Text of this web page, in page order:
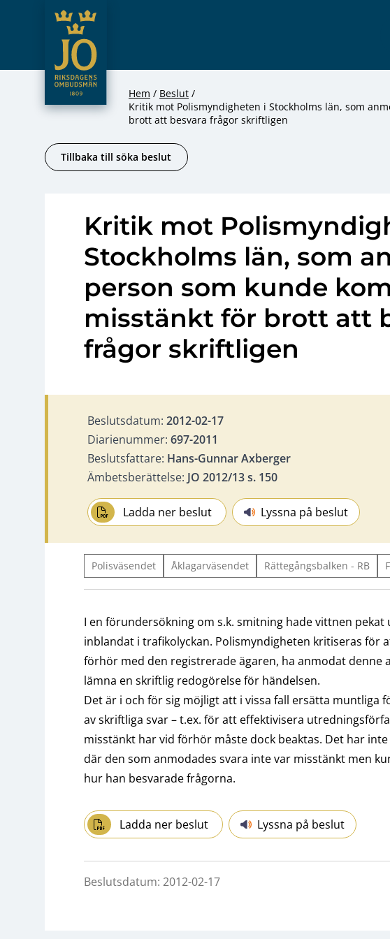
Hoppa till innehåll
JO – Riksdagens Ombudsmän
Hem
Beslut
Kritik mot Polismyndigheten i Stockholms län, som
brott att besvara frågor skriftligen
Tillbaka till söka beslut
Kritik mot
Stockholms län, som
person som kunde
misstänkt för brott att
frågor skriftligen
Beslutsdatum: 2012-02-17
Diarienummer: 697-2011
Beslutsfattare: Hans-Gunnar Axberger
Ämbetsberättelse: JO 2012/13 s. 150
Ladda ner beslut Lyssna på beslut
Polisväsendet Åklagarväsendet Rättegångsbalken - RB
I en förundersökning om s.k. smitning hade vittnen
inblandat i trafikolyckan. Polismyndigheten kritiseras för
förhör med den registrerade ägaren, ha anmodat
lämna en skriftlig redogörelse för händelsen.
Det är i och för sig möjligt att i vissa fall ersätta muntliga
av skriftliga svar – t.ex. för att effektivisera
misstänkt har vid förhör måste dock beaktas. Det har
där den som anmodades svara inte var misstänkt men
hur han besvarade frågorna.
Ladda ner beslut Lyssna på beslut
Beslutsdatum: 2012-02-17